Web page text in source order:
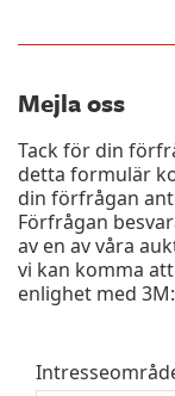
Mejla oss
Tack för din
detta formulär
din förfrågan
Förfrågan
av en av våra
vi kan komma
enlighet med